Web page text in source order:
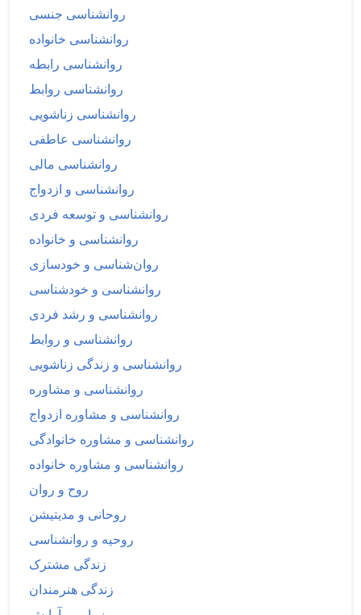
روانشناسی جنسی
روانشناسی خانواده
روانشناسی رابطه
روانشناسی روابط
روانشناسی زناشویی
روانشناسی عاطفی
روانشناسی مالی
روانشناسی و ازدواج
روانشناسی و توسعه فردی
روانشناسی و خانواده
روان‌شناسی و خودسازی
روانشناسی و خودشناسی
روانشناسی و رشد فردی
روانشناسی و روابط
روانشناسی و زندگی زناشویی
روانشناسی و مشاوره
روانشناسی و مشاوره ازدواج
روانشناسی و مشاوره خانوادگی
روانشناسی و مشاوره خانواده
روح و روان
روحانی و مدیتیشن
روحیه و روانشناسی
زندگی مشترک
زندگی هنرمندان